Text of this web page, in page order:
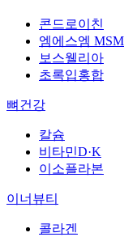
콘드로이친
엠에스엠 MSM
보스웰리아
초록입홍합
뼈건강
칼슘
비타민D·K
이소플라본
이너뷰티
콜라겐